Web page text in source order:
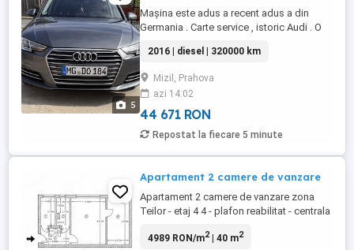
5
Mașina este adus a recent adus a din
Germania . Carte service , istoric Audi . O
nouă . Schimburile si reviziile au fost
facute doar la Audi !
2016 | diesel | 320000 km
Mizil, Prahova
azi 14:02
44 671 RON
Repostat la fiecare 5 minute
Apartament 2 camere de vanzare
Apartament 2 camere de vanzare zona
Teilor - etaj 4 4 - plafon reabilitat - centrala
tensiune - termopan - balcon inchis - izolat
4989 RON/m2| 40 m2